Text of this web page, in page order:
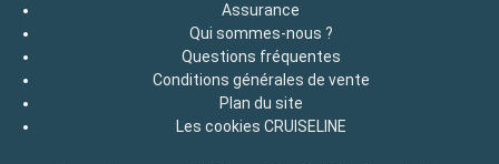
Assurance
Qui sommes-nous ?
Questions fréquentes
Conditions générales de vente
Plan du site
Les cookies CRUISELINE